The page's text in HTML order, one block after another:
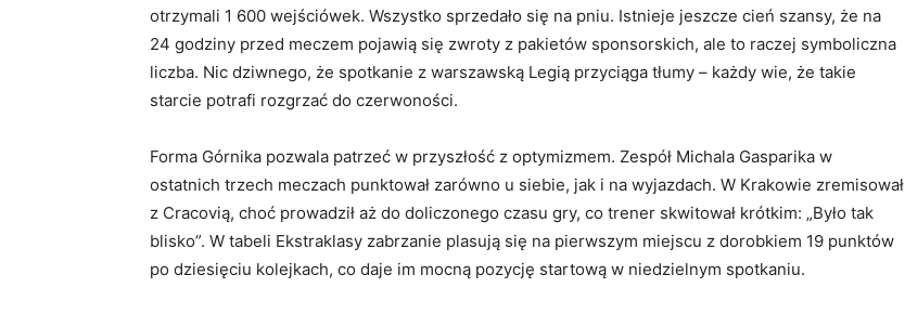
otrzymali 1 600 wejściówek. Wszystko sprzedało się na pniu. Istnieje jeszcze cień szansy, że na
24 godziny przed meczem pojawią się zwroty z pakietów sponsorskich, ale to raczej symboliczna
liczba. Nic dziwnego, że spotkanie z warszawską Legią przyciąga tłumy – każdy wie, że takie
starcie potrafi rozgrzać do czerwoności.
Forma Górnika pozwala patrzeć w przyszłość z optymizmem. Zespół Michala Gasparika w
ostatnich trzech meczach punktował zarówno u siebie, jak i na wyjazdach. W Krakowie zremisował
z Cracovią, choć prowadził aż do doliczonego czasu gry, co trener skwitował krótkim: „Było tak
blisko”. W tabeli Ekstraklasy zabrzanie plasują się na pierwszym miejscu z dorobkiem 19 punktów
po dziesięciu kolejkach, co daje im mocną pozycję startową w niedzielnym spotkaniu.